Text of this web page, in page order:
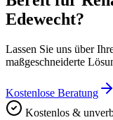
Edewecht?
Lassen Sie uns über
maßgeschneiderte
Kostenlose Beratung
Kostenlos &